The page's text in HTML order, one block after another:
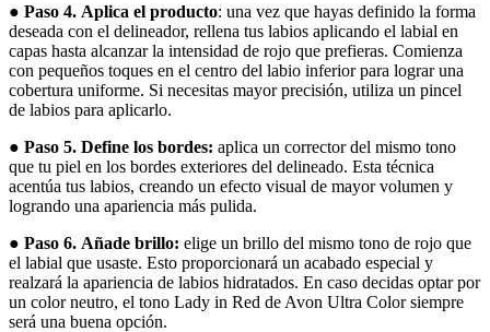
● Paso 4. Aplica el producto: una vez que hayas definido la forma
deseada con el delineador, rellena tus labios aplicando el labial en
capas hasta alcanzar la intensidad de rojo que prefieras. Comienza
con pequeños toques en el centro del labio inferior para lograr una
cobertura uniforme. Si necesitas mayor precisión, utiliza un pincel
de labios para aplicarlo.
● Paso 5. Define los bordes: aplica un corrector del mismo tono
que tu piel en los bordes exteriores del delineado. Esta técnica
acentúa tus labios, creando un efecto visual de mayor volumen y
logrando una apariencia más pulida.
● Paso 6. Añade brillo: elige un brillo del mismo tono de rojo que
el labial que usaste. Esto proporcionará un acabado especial y
realzará la apariencia de labios hidratados. En caso decidas optar por
un color neutro, el tono Lady in Red de Avon Ultra Color siempre
será una buena opción.